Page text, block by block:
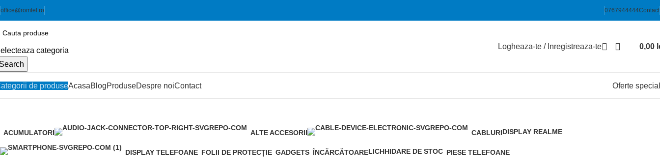
office@romtel.ro 0767944444Contact
categoria
Logheaza-te / Inregistreaza-te 0,00
de produseAcasaBlogProduseDespre noiContact Oferte
ACUMULATORI
ALTE ACCESORII
CABLURIDISPLAY REALME
DISPLAY TELEFOANE FOLII DE PROTECȚIE GADGETS ÎNCĂRCĂTOARELICHHIDARE DE STOC PIESE TELEFOANE